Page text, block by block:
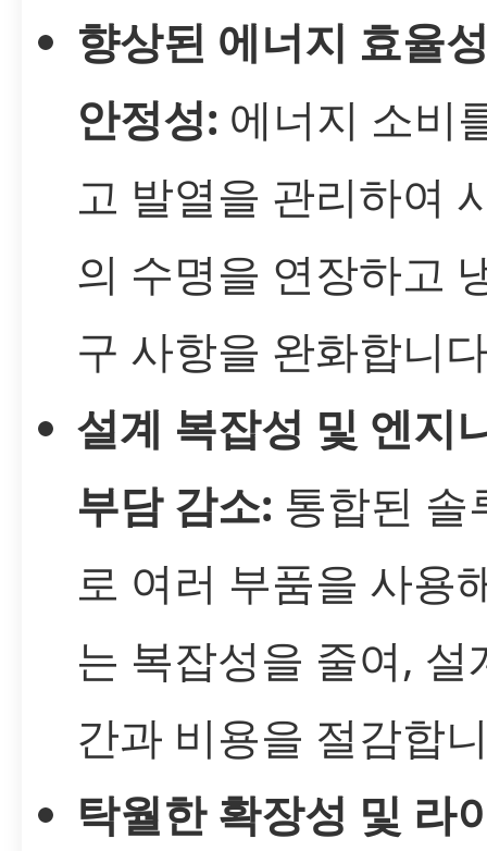
향상된 에너지 효율
안정성: 에너지 소비
고 발열을 관리하여
의 수명을 연장하고
구 사항을 완화합니
설계 복잡성 및 엔지
부담 감소: 통합된 솔
로 여러 부품을 사용
는 복잡성을 줄여, 설
간과 비용을 절감합
탁월한 확장성 및 라